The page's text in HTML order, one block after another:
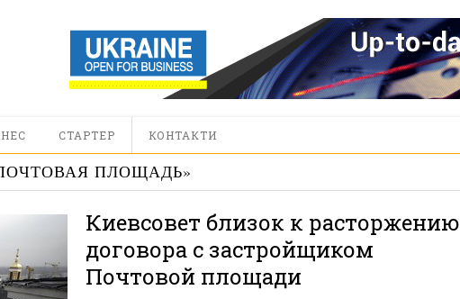
СТАРТЕР КОНТАКТИ
ПЛОЩАДЬ»
Киевсовет близок к расторжению
договора с застройщиком
Почтовой площади